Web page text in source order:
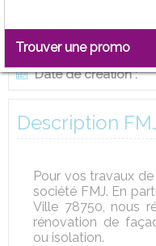
Code Naf :
Date de création :
Description
Pour vos travaux
société FMJ. En
Ville 78750, nous
rénovation de
ou isolation.
Trouver une promo